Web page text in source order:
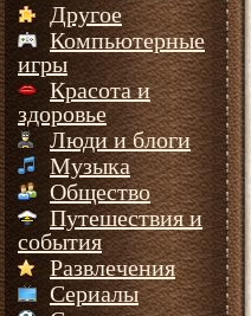
Другое
Компьютерные
игры
Красота и
здоровье
Люди и блоги
Музыка
Общество
Путешествия и
события
Развлечения
Сериалы